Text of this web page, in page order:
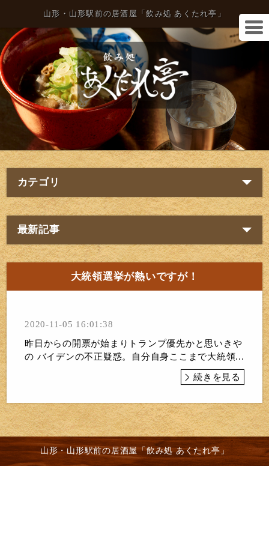
山形・山形駅前の居酒屋「飲み処 あくたれ亭」
カテゴリ
最新記事
大統領選挙が熱いですが！
2020-11-05 16:01:38
昨日からの開票が始まりトランプ優先かと思いきや
の バイデンの不正疑惑。自分自身ここまで大統領...
続きを見る
山形・山形駅前の居酒屋「飲み処 あくたれ亭」